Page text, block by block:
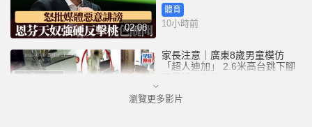
02:08
體育
10小時前
家長注意｜廣東8歲男童模仿
「超人迪加」 2.6米高台跳下腳
中國
瀏覽更多影片